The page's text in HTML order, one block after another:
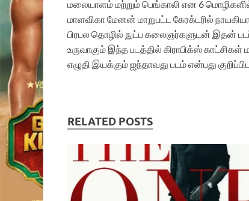
மலையாளம் மற்றும் பெங்காலி என 6 மொழிகளில்
மாளவிகா மேனன் மாறுபட்ட கேரக்டரில்
பிரபல தொழில் நுட்ப கலைஞர்களுடன் இதன்
உருவாகும் இந்த படத்தில் கிராபிக்ஸ் காட்சிகள்
எழுதி இயக்கும் ஐந்தாவது படம் என்பது
RELATED POSTS